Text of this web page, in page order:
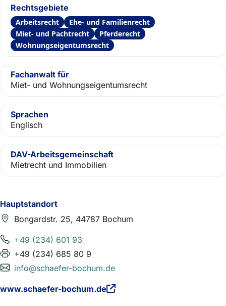
Hauptstandort
Bongardstr. 25, 44787 Bochum
+49 (234) 601 93
+49 (234) 685 80 9
info@schaefer-bochum.de
www.schaefer-bochum.de
Rechtsgebiete
Arbeitsrecht
Ehe- und Familienrecht
Miet- und Pachtrecht
Pferderecht
Wohnungseigentumsrecht
Fachanwalt für
Miet- und Wohnungseigentumsrecht
Sprachen
Englisch
DAV-Arbeitsgemeinschaft
Mietrecht und Immobilien